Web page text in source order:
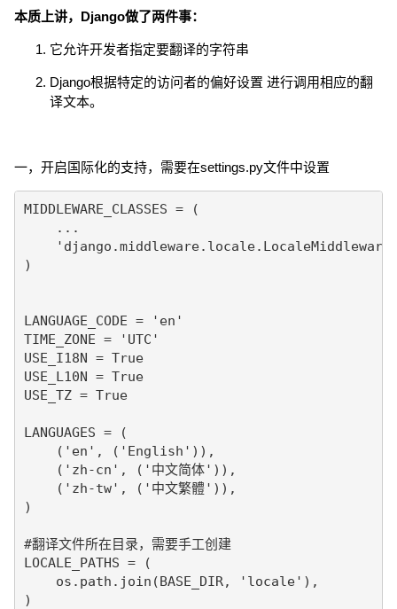
本质上讲，Django做了两件事：
它允许开发者指定要翻译的字符串
Django根据特定的访问者的偏好设置 进行调用相应的翻
译文本。
一，开启国际化的支持，需要在settings.py文件中设置
MIDDLEWARE_CLASSES = (
...
)
LANGUAGE_CODE = 'en'
TIME_ZONE = 'UTC'
USE_I18N = True
USE_L10N = True
USE_TZ = True
LANGUAGES = (
('en', ('English')),
('zh-cn', ('中文简体')),
('zh-tw', ('中文繁體')),
)
#翻译文件所在目录，需要手工创建
LOCALE_PATHS = (
os.path.join(BASE_DIR, 'locale'),
)